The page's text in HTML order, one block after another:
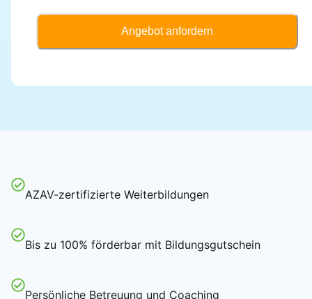
Angebot anfordern
AZAV-zertifizierte Weiterbildungen
Bis zu 100% förderbar mit Bildungsgutschein
Persönliche Betreuung und Coaching